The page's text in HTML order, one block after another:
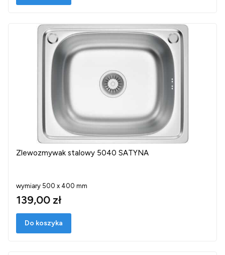
Zlewozmywak stalowy 5040 SATYNA
wymiary 500 x 400 mm
139,00 zł
Do koszyka